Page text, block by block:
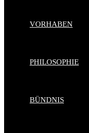
VORHABEN
PHILOSOPHIE
BÜNDNIS